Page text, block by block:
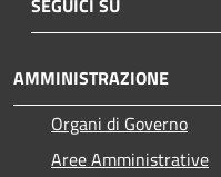
AMMINISTRAZIONE
Organi di Governo
Aree Amministrative